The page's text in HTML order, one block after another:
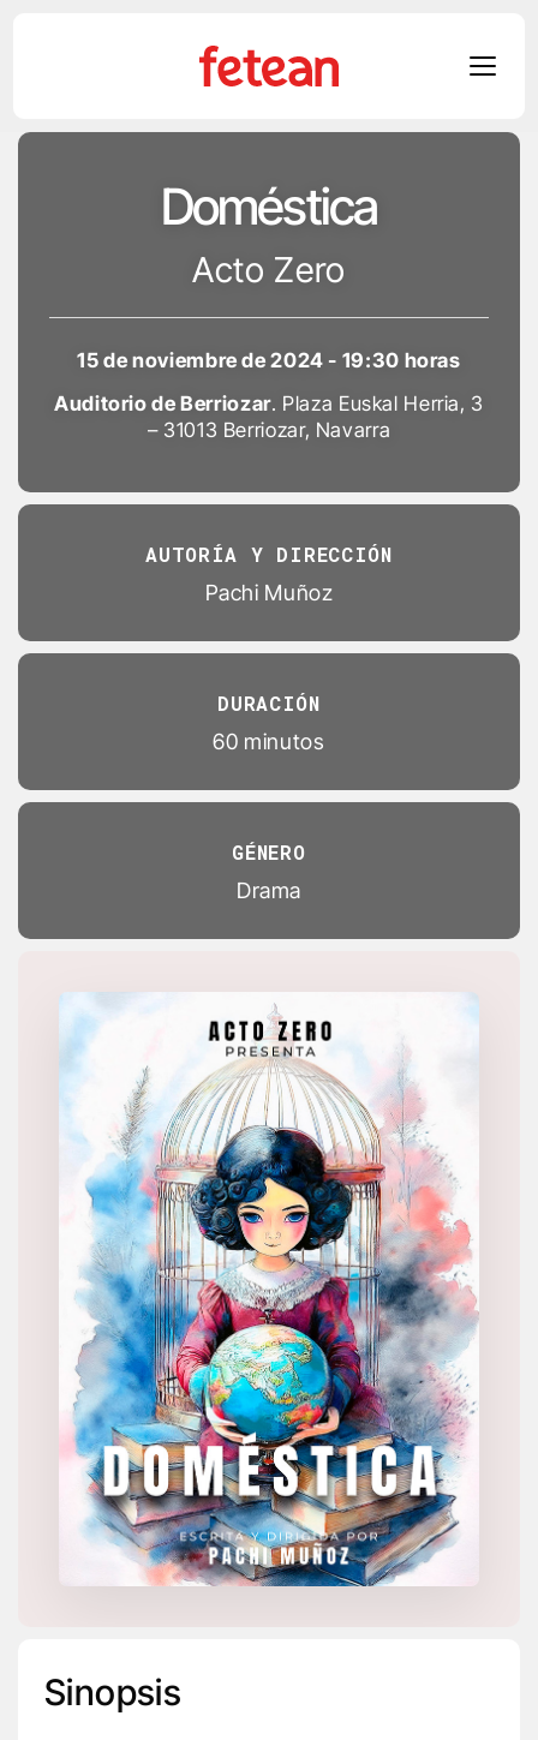
Skip
Doméstica
Acto Zero
15 de noviembre de 2024 - 19:30 horas
Auditorio de Berriozar. Plaza Euskal Herria, 3
– 31013 Berriozar, Navarra
AUTORÍA Y DIRECCIÓN
Pachi Muñoz
DURACIÓN
60 minutos
GÉNERO
Drama
Sinopsis